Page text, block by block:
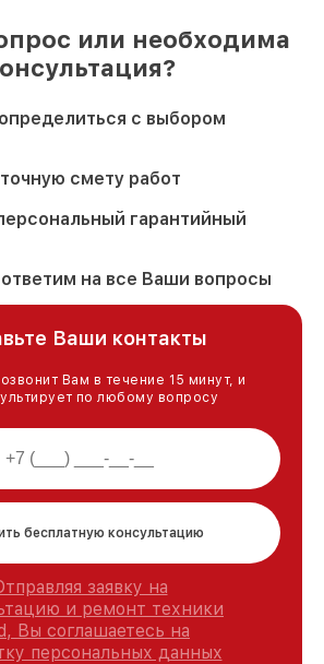
или необходима
с выбором
смету работ
гарантийный
на все Ваши вопросы
Ваши контакты
Вам в течение 15 минут, и
по любому вопросу
бесплатную консультацию
заявку на
и ремонт техники
Вы соглашаетесь на
персональных данных